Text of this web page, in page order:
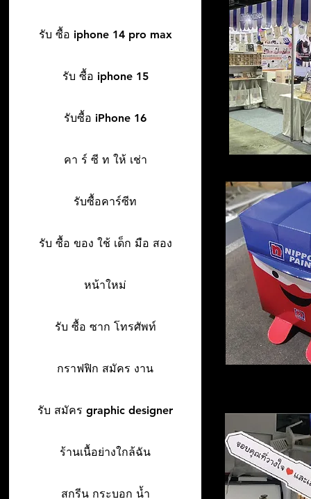
รับ ซื้อ iphone 14 pro max
รับ ซื้อ iphone 15
รับซื้อ iPhone 16
คา ร์ ซี ท ให้ เช่า
รับซื้อคาร์ซีท
รับ ซื้อ ของ ใช้ เด็ก มือ สอง
หน้าใหม่
รับ ซื้อ ซาก โทรศัพท์
กราฟฟิก สมัคร งาน
รับ สมัคร graphic designer
ร้านเนื้อย่างใกล้ฉัน
สกรีน กระบอก น้ำ